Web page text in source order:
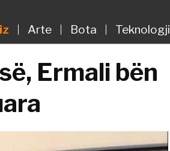
Arte Bota Teknologji
Ermali bën